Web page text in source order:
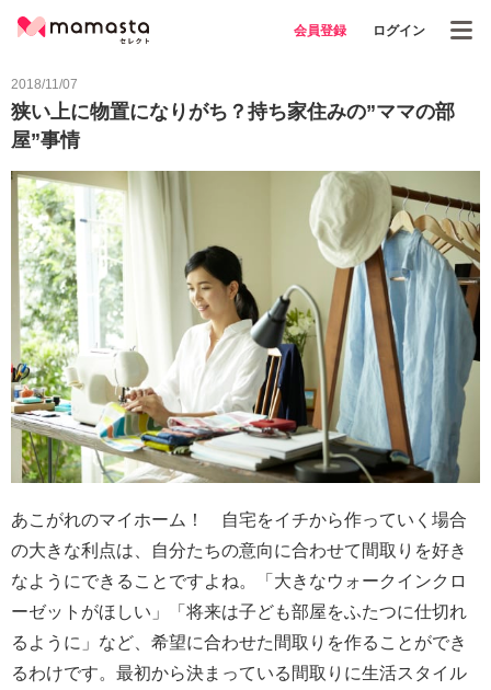
会員登録 ログイン
2018/11/07
狭い上に物置になりがち？持ち家住みの”ママの部
屋”事情
あこがれのマイホーム！ 自宅をイチから作っていく場合
の大きな利点は、自分たちの意向に合わせて間取りを好き
なようにできることですよね。「大きなウォークインクロ
ーゼットがほしい」「将来は子ども部屋をふたつに仕切れ
るように」など、希望に合わせた間取りを作ることができ
るわけです。最初から決まっている間取りに生活スタイル